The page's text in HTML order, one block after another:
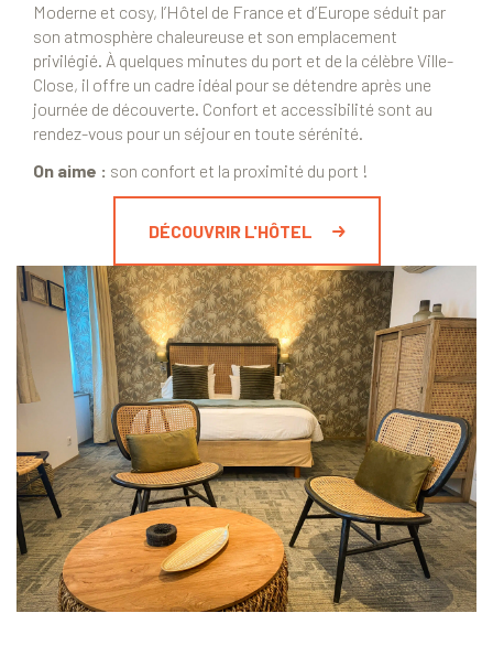
Moderne et cosy, l’Hôtel de France et d’Europe séduit par
son atmosphère chaleureuse et son emplacement
privilégié. À quelques minutes du port et de la célèbre Ville-
Close, il offre un cadre idéal pour se détendre après une
journée de découverte. Confort et accessibilité sont au
rendez-vous pour un séjour en toute sérénité.
On aime : son confort et la proximité du port !
DÉCOUVRIR L'HÔTEL